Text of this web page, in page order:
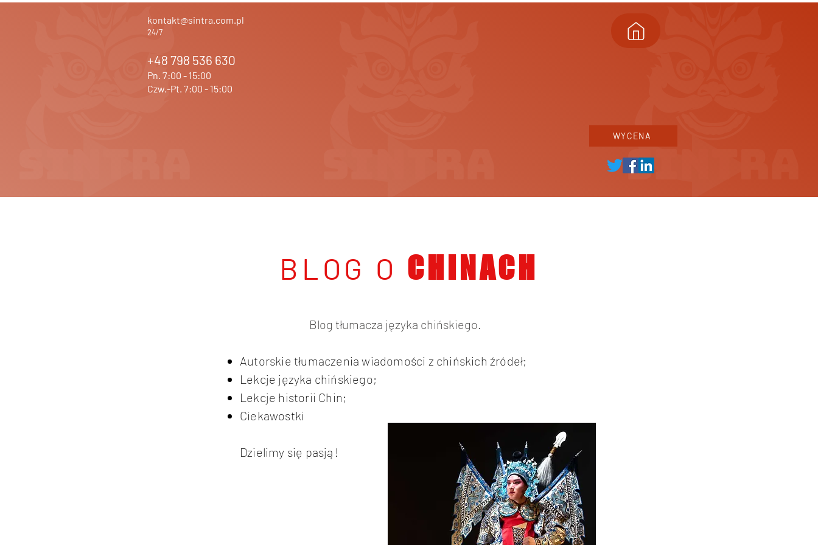
kontakt@sintra.com.pl
24/7
+48 798 536 630
Pn. 7:00 - 15:00
Czw.-Pt. 7:00 - 15:00
WYCENA
BLOG O CHINACH
Blog tłumacza języka chińskiego.
Autorskie tłumaczenia wiadomości z chińskich źródeł;
Lekcje języka chińskiego;
Lekcje historii Chin;
Ciekawostki
Dzielimy się pasją!